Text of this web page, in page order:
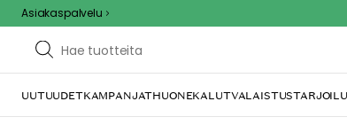
Asiakaspalvelu
UUTUUDETKAMPANJATHUONEKALUTVALAISTUS